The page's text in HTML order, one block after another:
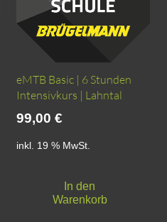
eMTB Basic | 6 Stunden
Intensivkurs | Lahntal
99,00 €
inkl. 19 % MwSt.
In den
Warenkorb